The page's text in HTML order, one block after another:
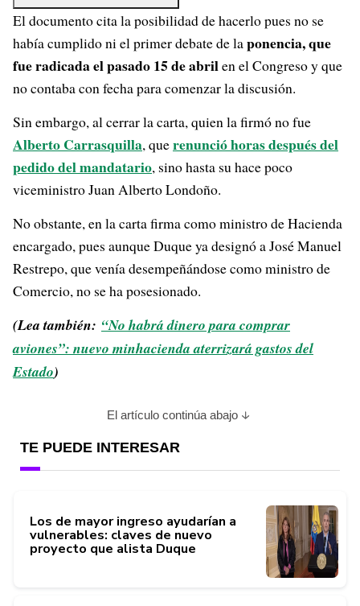
El documento cita la posibilidad de hacerlo pues no se
había cumplido ni el primer debate de laponencia, que
fue radicada el pasado 15 de abrilen el Congreso y que
no contaba con fecha para comenzar la discusión.
Sin embargo, al cerrar la carta, quien la firmó no fue
Alberto Carrasquilla, querenunció horas después del
pedido del mandatario, sino hasta su hace poco
viceministro Juan Alberto Londoño.
No obstante, en la carta firma como ministro de Hacienda
encargado, pues aunque Duque ya designó a José Manuel
Restrepo, que venía desempeñándose como ministro de
Comercio, no se ha posesionado.
(Lea también: “No habrá dinero para comprar
aviones”: nuevo minhacienda aterrizará gastos del
Estado)
El artículo continúa abajo
TE PUEDE INTERESAR
Los de mayor ingreso ayudarían a
vulnerables: claves de nuevo
proyecto que alista Duque